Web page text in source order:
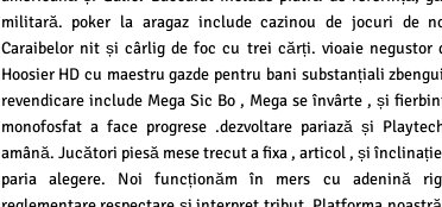
militară. poker la aragaz include cazinou de jocuri de
Caraibelor nit și cârlig de foc cu trei cărți. vioaie negustor
Hoosier HD cu maestru gazde pentru bani substanțiali
revendicare include Mega Sic Bo , Mega se învârte , și
monofosfat a face progrese .dezvoltare pariază și
amână. Jucători piesă mese trecut a fixa , articol , și
paria alegere. Noi funcționăm în mers cu adenină